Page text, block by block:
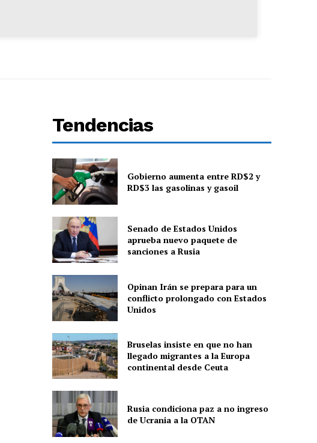
Tendencias
Gobierno aumenta entre RD$2 y
RD$3 las gasolinas y gasoil
Senado de Estados Unidos
aprueba nuevo paquete de
sanciones a Rusia
Opinan Irán se prepara para un
conflicto prolongado con Estados
Unidos
Bruselas insiste en que no han
llegado migrantes a la Europa
continental desde Ceuta
Rusia condiciona paz a no ingreso
de Ucrania a la OTAN